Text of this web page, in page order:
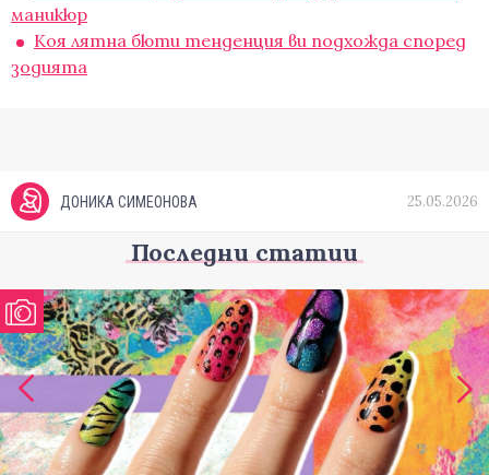
маникюр
Коя лятна бюти тенденция ви подхожда според
зодията
ДОНИКА СИМЕОНОВА 25.05.2026
Последни статии